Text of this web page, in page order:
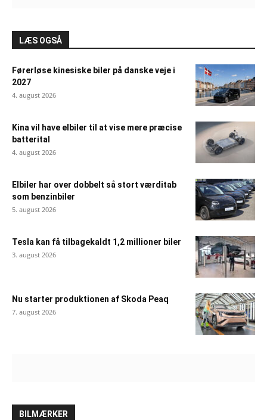
LÆS OGSÅ
Førerløse kinesiske biler på danske veje i
2027
4. august 2026
Kina vil have elbiler til at vise mere præcise
batterital
4. august 2026
Elbiler har over dobbelt så stort værditab
som benzinbiler
5. august 2026
Tesla kan få tilbagekaldt 1,2 millioner biler
3. august 2026
Nu starter produktionen af Skoda Peaq
7. august 2026
BILMÆRKER